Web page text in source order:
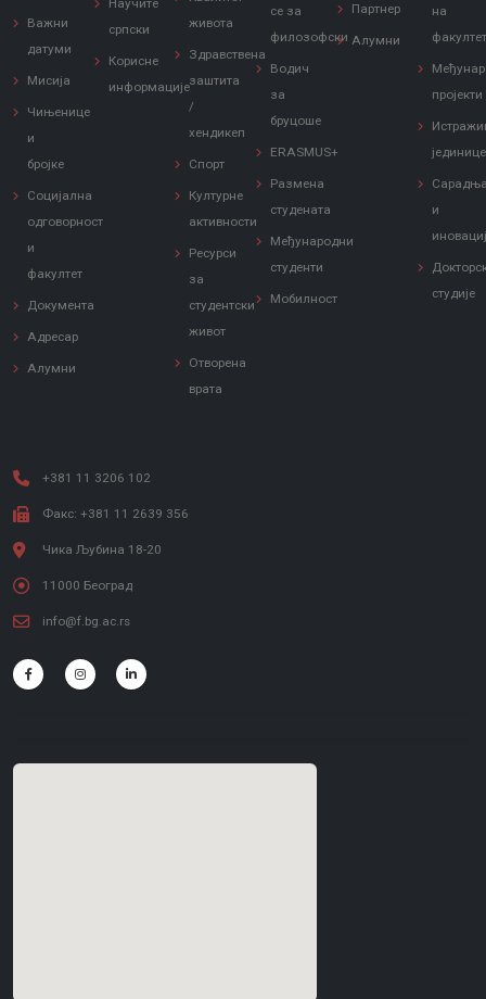
Важни
датуми
Мисија
Чињенице
и
бројке
Социјална
одговорност
и
факултет
Документа
Адресар
Алумни
Научите
српски
Корисне
информације
живота
Здравствена
заштита
/
хендикеп
Спорт
Културне
активности
Ресурси
за
студентски
живот
Отворена
врата
се за
филозофски
Водич
за
бруцоше
ERASMUS+
Размена
студената
Међународни
студенти
Мобилност
Партнер
Алумни
на
пројекти
јединице
и
студије
+381 11 3206 102
Факс: +381 11 2639 356
Чика Љубина 18-20
11000 Београд
info@f.bg.ac.rs